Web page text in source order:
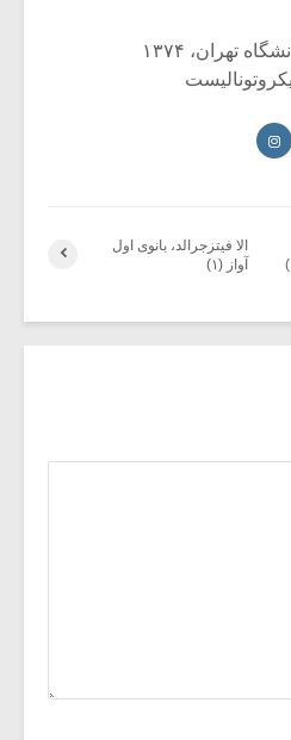
تهران، ۱۳۷۴
الا فیتزجرالد، بانوی اول
آواز (۱)